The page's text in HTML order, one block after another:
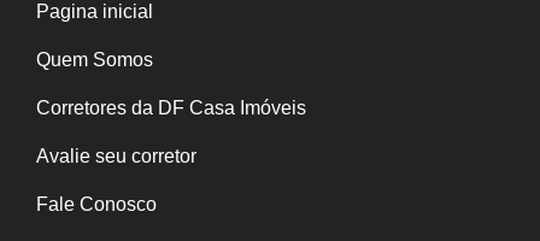
Pagina inicial
Quem Somos
Corretores da DF Casa Imóveis
Avalie seu corretor
Fale Conosco